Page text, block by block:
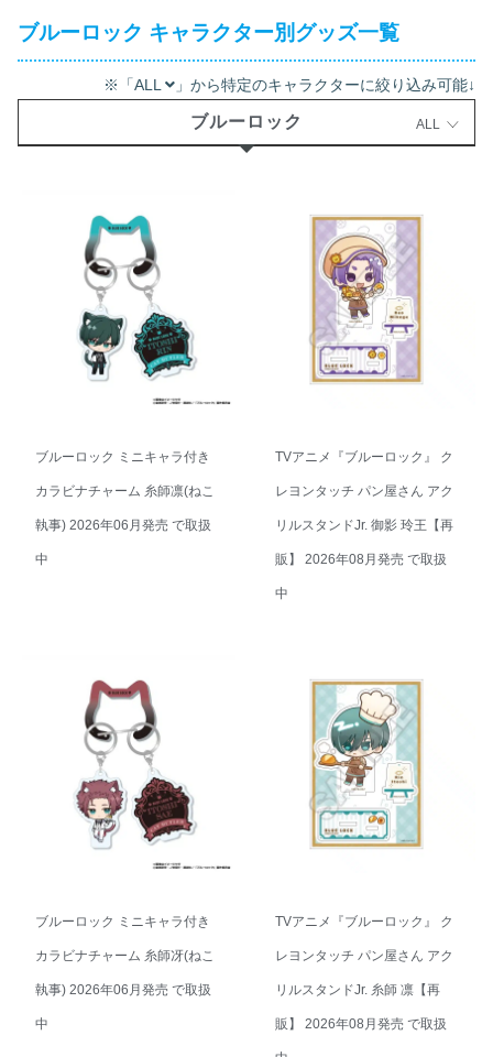
ブルーロック キャラクター別グッズ一覧
※「ALL 」から特定のキャラクターに絞り込み可能↓
ブルーロック ALL
ブルーロック ミニキャラ付き
カラビナチャーム 糸師凛(ねこ
執事) 2026年06月発売 で取扱
中
TVアニメ『ブルーロック』 ク
レヨンタッチ パン屋さん アク
リルスタンドJr. 御影 玲王【再
販】 2026年08月発売 で取扱
中
ブルーロック ミニキャラ付き
カラビナチャーム 糸師冴(ねこ
執事) 2026年06月発売 で取扱
中
TVアニメ『ブルーロック』 ク
レヨンタッチ パン屋さん アク
リルスタンドJr. 糸師 凛【再
販】 2026年08月発売 で取扱